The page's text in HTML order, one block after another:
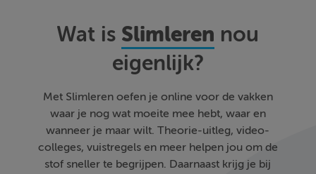
Wat is Slimleren nou
eigenlijk?
Met Slimleren oefen je online voor de vakken
waar je nog wat moeite mee hebt, waar en
wanneer je maar wilt. Theorie-uitleg, video-
colleges, vuistregels en meer helpen jou om de
stof sneller te begrijpen. Daarnaast krijg je bij